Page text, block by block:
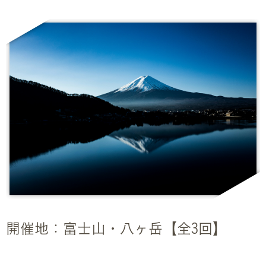
開催地：富士山・八ヶ岳【全3回】